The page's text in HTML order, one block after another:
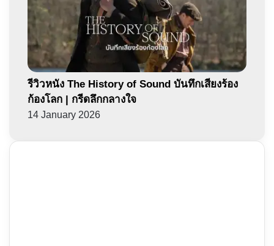
รีวิวหนัง The History of Sound บันทึกเสียงร้อง
ก้องโลก | กรีดลึกกลางใจ
14 January 2026